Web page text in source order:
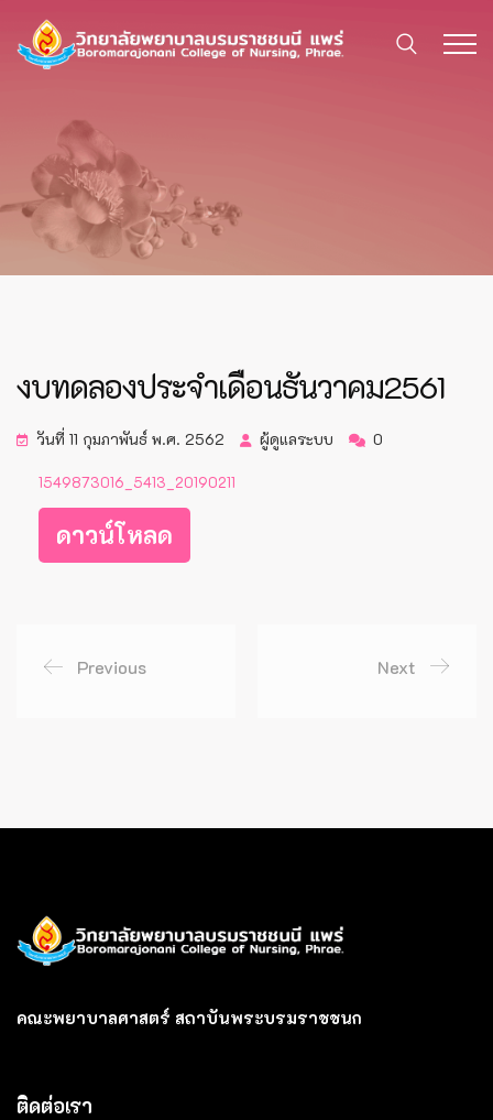
งบทดลองประจำเดือนธันวาคม2561
วันที่ 11 กุมภาพันธ์ พ.ศ. 2562 ผู้ดูแลระบบ 0
1549873016_5413_20190211
ดาวน์โหลด
Previous Next
คณะพยาบาลศาสตร์ สถาบันพระบรมราชชนก
ติดต่อเรา